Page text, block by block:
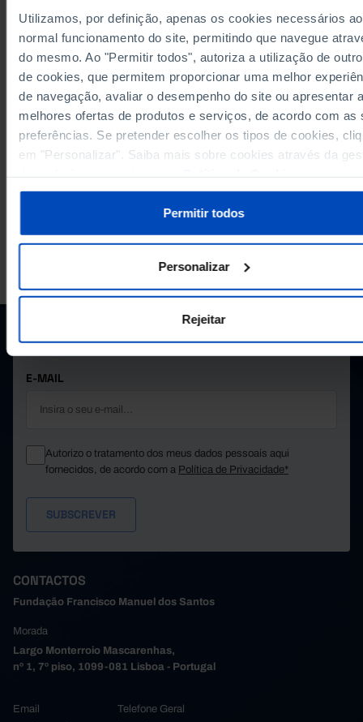
Utilizamos, por definição, apenas os cookies necessários ao
normal funcionamento do site, permitindo que navegue
do mesmo. Ao "Permitir todos", autoriza a utilização de
de cookies, que permitem proporcionar uma melhor
de navegação, avaliar o desempenho do site ou apresentar
melhores ofertas de produtos e serviços, de acordo com as
preferências. Se pretender escolher os tipos de cookies,
em "Personalizar". Saiba mais sobre cookies através da
Permitir todos
Personalizar
Rejeitar
RELACIONADOS
Resultados no PISA, em Leitura, dos alunos residentes em Portugal em
Docentes em exercício nos ensinos pré-escolar, básico e secundário:
nível de ensino em Portugal
SUBSCREVER A NEWSLETTER DA
MANTENHA-SE A PAR.
E-MAIL
Autorizo o tratamento dos meus dados pessoais aqui
fornecidos, de acordo com a Política de Privacidade*
CONTACTOS
Fundação Francisco Manuel dos Santos
Morada
Largo Monterroio Mascarenhas,
nº 1, 7º piso, 1099-081 Lisboa - Portugal
Email
Telefone Geral